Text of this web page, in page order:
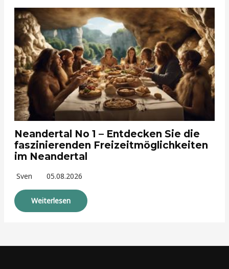
Neandertal No 1 – Entdecken Sie die
faszinierenden Freizeitmöglichkeiten
im Neandertal
Sven 05.08.2026
Weiterlesen